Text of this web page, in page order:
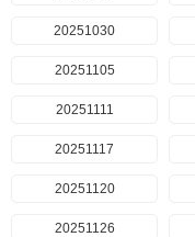
20251030
20251105
20251111
20251117
20251120
20251126